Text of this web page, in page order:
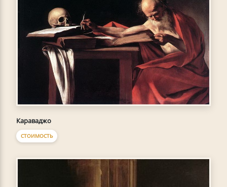
Караваджо
СТОИМОСТЬ